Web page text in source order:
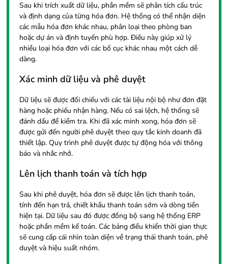
Sau khi trích xuất dữ liệu, phần mềm sẽ phân tích cấu trúc
và định dạng của từng hóa đơn. Hệ thống có thể nhận diện
các mẫu hóa đơn khác nhau, phân loại theo phòng ban
hoặc dự án và định tuyến phù hợp. Điều này giúp xử lý
nhiều loại hóa đơn với các bố cục khác nhau một cách dễ
dàng.
Xác minh dữ liệu và phê duyệt
Dữ liệu sẽ được đối chiếu với các tài liệu nội bộ như đơn đặt
hàng hoặc phiếu nhận hàng. Nếu có sai lệch, hệ thống sẽ
đánh dấu để kiểm tra. Khi đã xác minh xong, hóa đơn sẽ
được gửi đến người phê duyệt theo quy tắc kinh doanh đã
thiết lập. Quy trình phê duyệt được tự động hóa với thông
báo và nhắc nhở.
Lên lịch thanh toán và tích hợp
Sau khi phê duyệt, hóa đơn sẽ được lên lịch thanh toán,
tính đến hạn trả, chiết khấu thanh toán sớm và dòng tiền
hiện tại. Dữ liệu sau đó được đồng bộ sang hệ thống ERP
hoặc phần mềm kế toán. Các bảng điều khiển thời gian thực
sẽ cung cấp cái nhìn toàn diện về trạng thái thanh toán, phê
duyệt và hiệu suất nhóm.